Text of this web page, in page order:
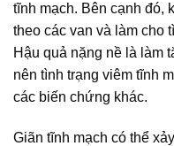
tĩnh mạch. Bên cạnh đó,
theo các van và làm cho
Hậu quả nặng nề là làm
nên tình trạng viêm tĩnh
các biến chứng khác.
Giãn tĩnh mạch có thể